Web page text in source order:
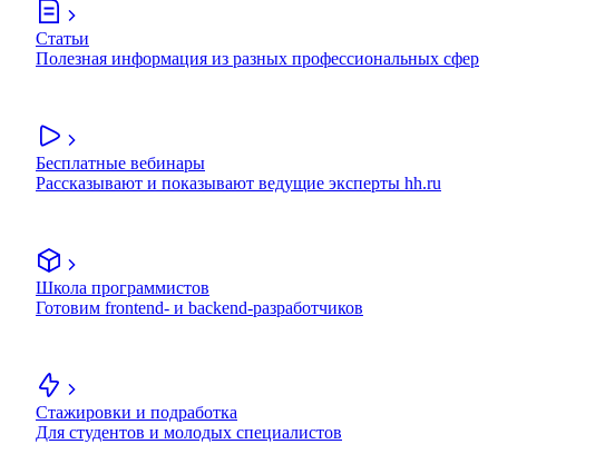
Статьи
Полезная информация из разных профессиональных сфер
Бесплатные вебинары
Рассказывают и показывают ведущие эксперты hh.ru
Школа программистов
Готовим frontend- и backend-разработчиков
Стажировки и подработка
Для студентов и молодых специалистов